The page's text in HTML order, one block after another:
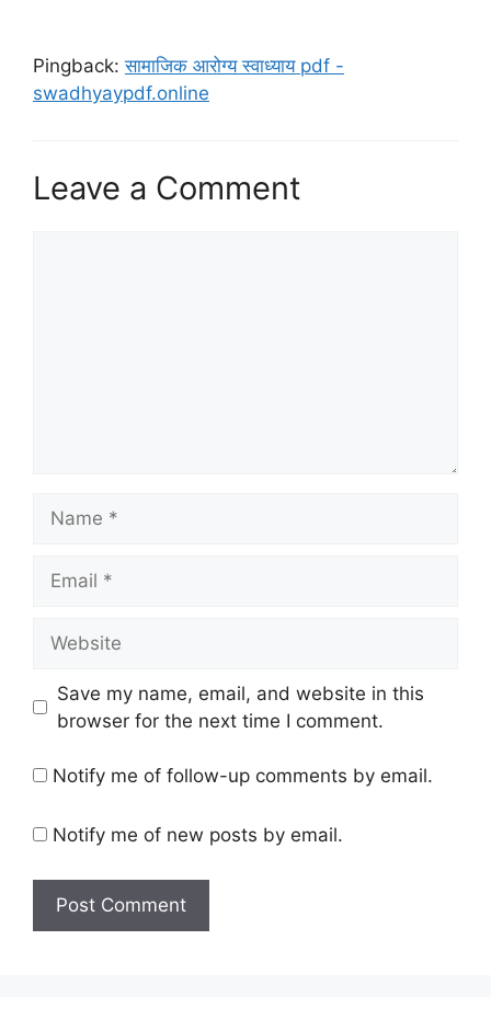
Pingback:सामाजिक आरोग्य स्वाध्याय pdf -
swadhyaypdf.online
Leave a Comment
Save my name, email, and website in this
browser for the next time I comment.
Notify me of follow-up comments by email.
Notify me of new posts by email.